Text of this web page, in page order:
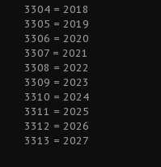
3304 = 2018
3305 = 2019
3306 = 2020
3307 = 2021
3308 = 2022
3309 = 2023
3310 = 2024
3311 = 2025
3312 = 2026
3313 = 2027